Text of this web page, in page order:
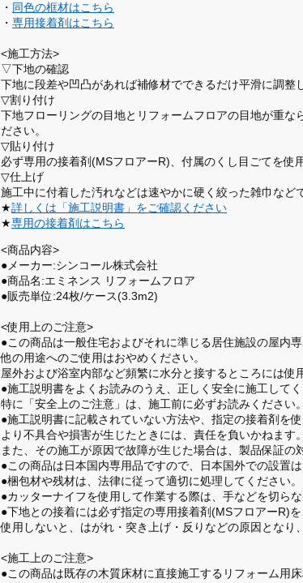
・ 同色の框材はこちら
・ 専用接着剤はこちら
<施工方法>
▽下地の確認
下地に段差や凹凸があれば補修材でできるだけ平滑に調整
▽割り付け
下地フローリングの目地とリフォームフロアの目地が重な
ださい。
▽貼り付け
必ず専用の接着剤(MSフロアーR)、付属のくし目ごてを使
▽仕上げ
施工中に付着した汚れなどは速やかに硬く絞った雑巾など
★詳しくは「施工説明書」をご確認ください
★専用の接着剤はこちら
<商品内容>
●メーカー:シンコール株式会社
●商品名:エミネンス リフォームフロア
●販売単位:24枚/ケース(3.3m2)
<使用上のご注意>
●この商品は一般住宅およびそれに準じる居住施設の屋内
他の用途へのご使用はおやめください。
屋外および浴室内部など頻繁に水分と接するところには使
●施工説明書をよくお読みのうえ、正しく安全に施工して
特に「安全上のご注意」は、施工前に必ずお読みください
●施工説明書に記載されていない方法や、指定の接着剤を
より不具合や損害が生じたときには、責任を負いかねます
また、その施工が原因で故障が生じた場合は、製品保証の
●この商品は日本国内専用品ですので、日本国外での設置
●梱包材や残材は、法律に従って適切に処理してください。
●カッターナイフを使用して作業する際は、手などを切ら
●下地との接着には必ず指定の専用接着剤(MSフロアーR)
使用しないと、はがれ・突き上げ・反りなどの原因となり
<施工上のご注意>
●この商品は既存の木質床材に直接施工するリフォーム用